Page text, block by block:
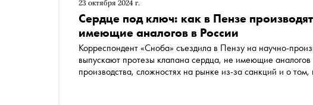
23 октября 2024 г.
Сердце под ключ: как в Пензе
имеющие аналогов в России
Корреспондент «Сноба» съездила в Пензу на научно-
выпускают протезы клапана сердца, не имеющие
производства, сложностях на рынке из-за санкций и о